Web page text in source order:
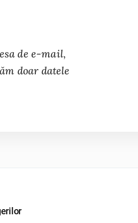
de e-mail,
doar datele